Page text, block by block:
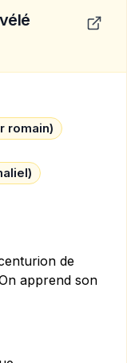
romain)
de
apprend son